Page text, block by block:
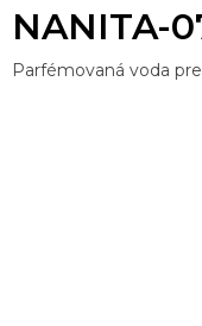
NANITA-
Parfémovaná voda